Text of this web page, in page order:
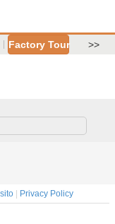
Factory Tour >>
Privacy Policy